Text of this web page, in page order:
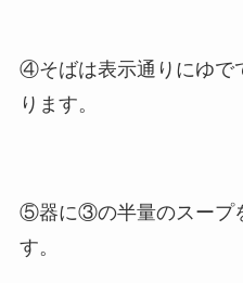
④そばは表示通りにゆで
ります。
⑤器に③の半量のスープ
す。